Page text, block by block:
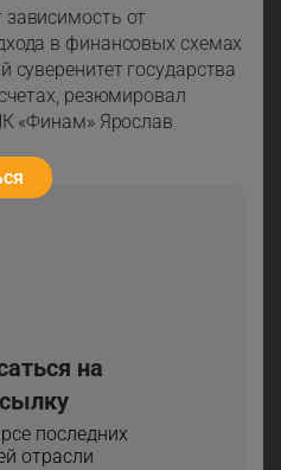
от
в финансовых схемах
суверенитет государства
резюмировал
«Финам» Ярослав
на
последних
отрасли